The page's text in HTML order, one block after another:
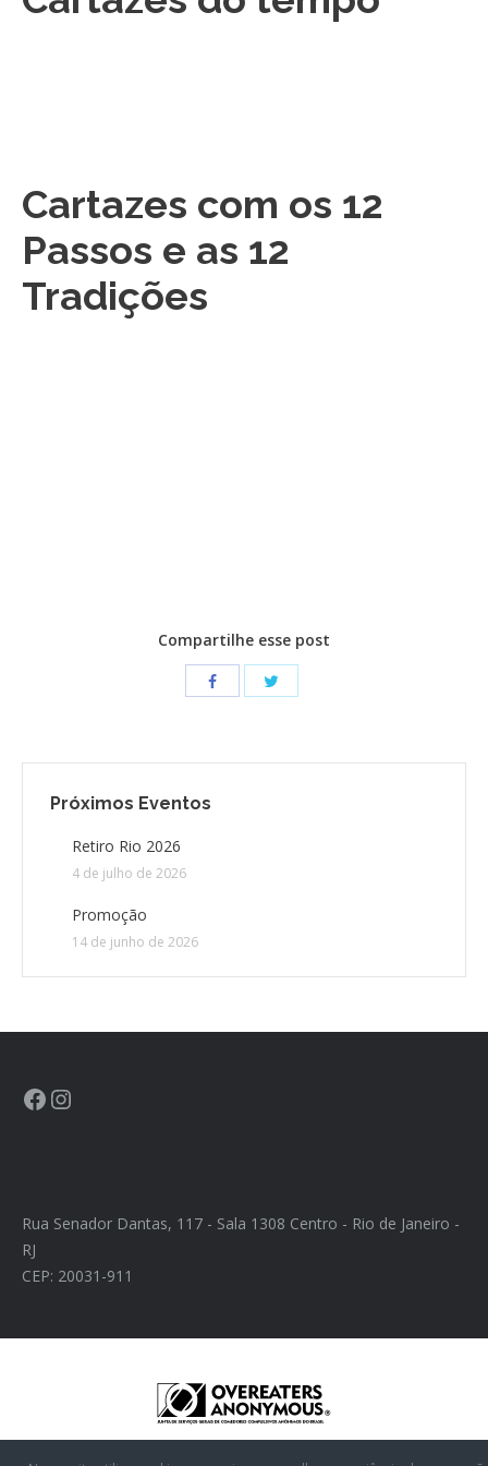
Cartazes com os 12
Passos e as 12
Tradições
Compartilhe esse post
Próximos Eventos
Retiro Rio 2026
4 de julho de 2026
Promoção
14 de junho de 2026
Rua Senador Dantas, 117 - Sala 1308 Centro - Rio de Janeiro -
RJ
CEP: 20031-911